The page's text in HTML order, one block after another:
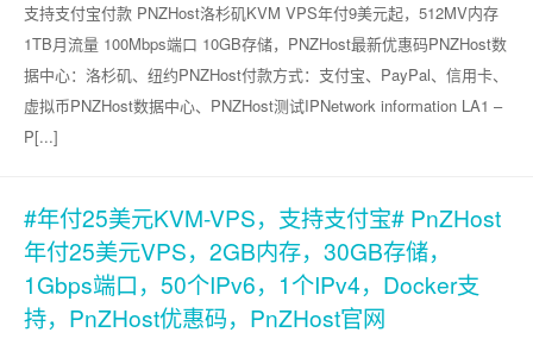
支持支付宝付款 PNZHost洛杉矶KVM VPS年付9美元起，512MV内存
1TB月流量 100Mbps端口 10GB存储，PNZHost最新优惠码PNZHost数
据中心：洛杉矶、纽约PNZHost付款方式：支付宝、PayPal、信用卡、
虚拟币PNZHost数据中心、PNZHost测试IPNetwork information LA1 –
P[...]
#年付25美元KVM-VPS，支持支付宝# PnZHost
年付25美元VPS，2GB内存，30GB存储，
1Gbps端口，50个IPv6，1个IPv4，Docker支
持，PnZHost优惠码，PnZHost官网